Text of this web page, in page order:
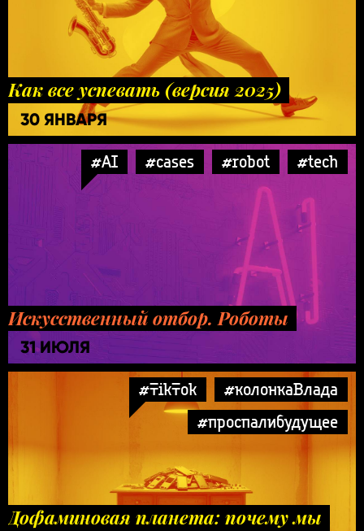
Как все успевать (версия 2025)
30 ЯНВАРЯ
#AI #cases #robot #tech
Искусственный отбор. Роботы
31 ИЮЛЯ
#TikTok
#колонкаВлада
#проспалибудущее
Дофаминовая планета: почему мы